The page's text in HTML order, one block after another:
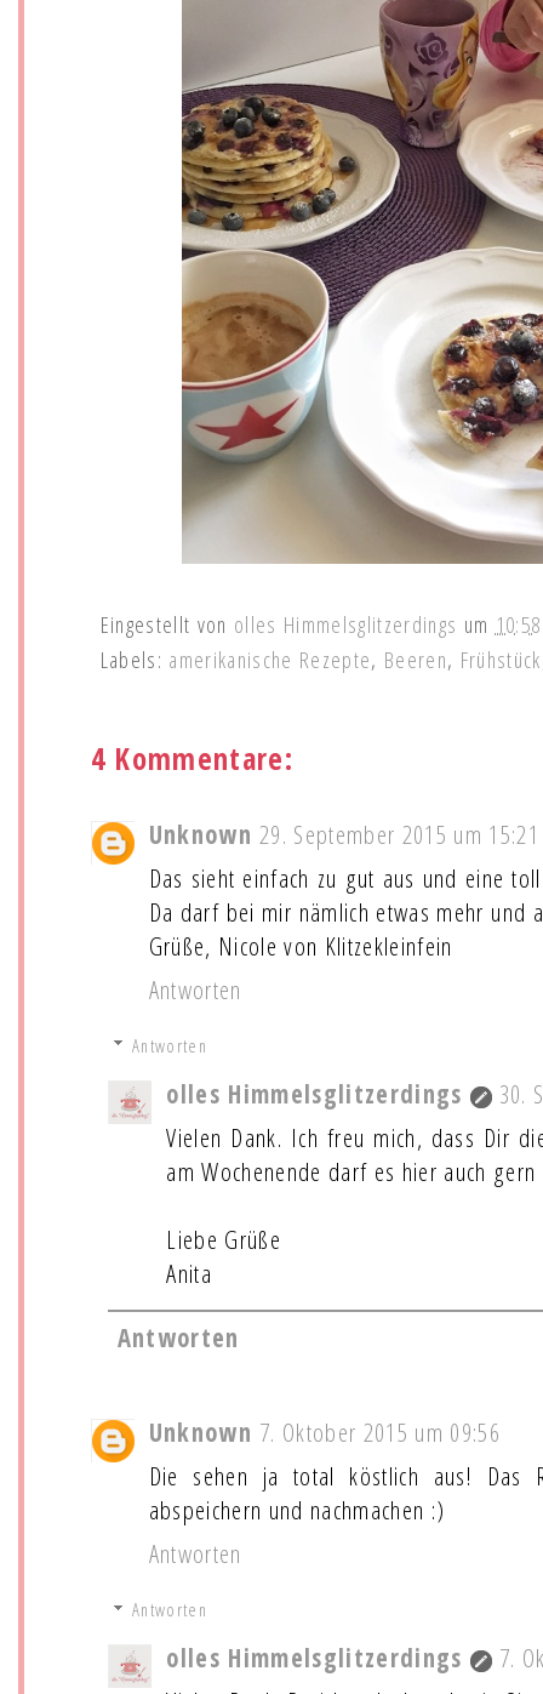
Eingestellt von olles Himmelsglitzerdings um 10:58
Labels: amerikanische Rezepte, Beeren, Frühstück
4 Kommentare:
Unknown 29. September 2015 um 15:21
Das sieht einfach zu gut aus und eine
Da darf bei mir nämlich etwas mehr und
Grüße, Nicole von Klitzekleinfein
Antworten
Antworten
olles Himmelsglitzerdings
30.
Vielen Dank. Ich freu mich, dass Dir
am Wochenende darf es hier auch
Liebe Grüße
Anita
Antworten
Unknown 7. Oktober 2015 um 09:56
Die sehen ja total köstlich aus! Das
abspeichern und nachmachen :)
Antworten
Antworten
olles Himmelsglitzerdings
7.